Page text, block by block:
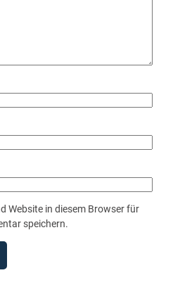
Website in diesem Browser für
speichern.